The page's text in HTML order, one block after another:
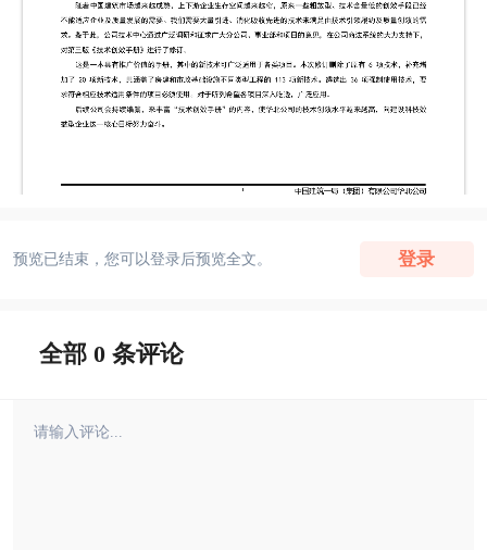
预览已结束，您可以登录后预览全文。 登录
全部 0 条评论